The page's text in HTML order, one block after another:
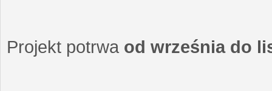
Projekt potrwa od września do